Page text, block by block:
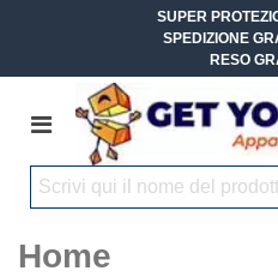
SUPER
SPEDIZIONE
RESO
Home